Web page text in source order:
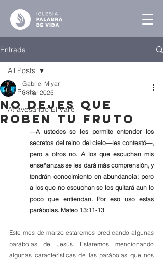
Entrada
All Posts
Atravesando El Valle
All Posts
No Dejes que
Roben tu Fruto
Gabriel Miyar
3 mar 2025
—A ustedes se les permite entender los
secretos del reino del cielo—les contestó—,
pero a otros no. A los que escuchan mis
enseñanzas se les dará más comprensión, y
tendrán conocimiento en abundancia; pero
a los que no escuchan se les quitará aun lo
poco que entiendan. Por eso uso estas
parábolas. Mateo 13:11-13
Este mes de marzo estaremos predicando algunas
parábolas de Jesús. Estaremos mencionando
algunas características de las parábolas que nos